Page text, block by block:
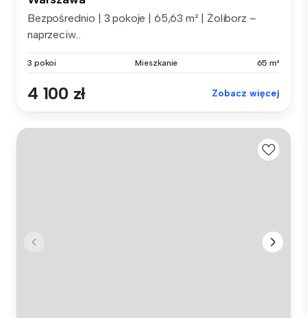
Bezpośrednio | 3 pokoje | 65,63 m² | Żoliborz –
naprzeciw...
3 pokoi Mieszkanie 65 m²
4 100 zł Zobacz więcej